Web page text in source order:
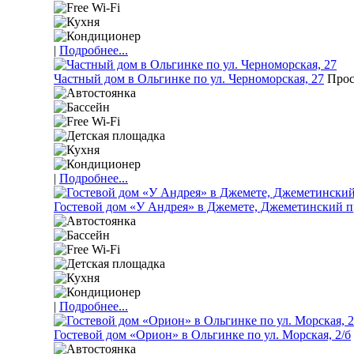
| Подробнее...
Частный дом в Ольгинке по ул. Черноморская, 27
| Подробнее...
Гостевой дом «У Андрея» в Джемете, Джеметинский
| Подробнее...
Гостевой дом «Орион» в Ольгинке по ул. Морская, 2/б